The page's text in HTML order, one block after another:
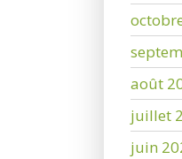
août
juillet
juin